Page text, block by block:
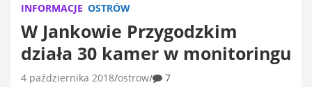
INFORMACJE OSTRÓW
W Jankowie Przygodzkim
działa 30 kamer w monitoringu
4 października 2018 ostrow 7